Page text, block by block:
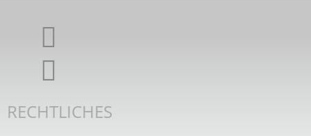
Giordano-Bruno-Stiftung auf Facebook
RECHTLICHES